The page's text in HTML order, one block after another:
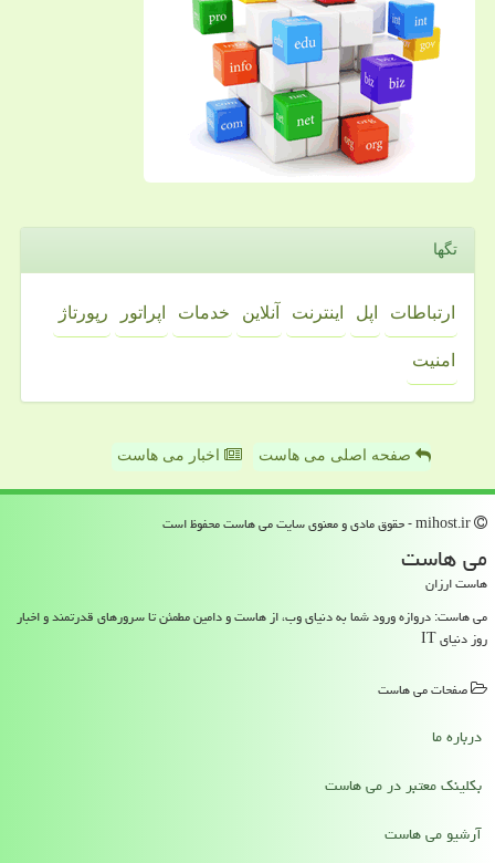
تگها
ارتباطات اپل اینترنت آنلاین خدمات اپراتور رپورتاژ
امنیت
صفحه اصلی می هاست اخبار می هاست
می هاست
هاست ارزان
می هاست: دروازه ورود شما به دنیای وب، از هاست و دامین مطمئن تا سرورهای قدرتمند و اخبار
روز دنیای IT
صفحات می هاست
درباره ما
بکلینک معتبر در می هاست
آرشیو می هاست